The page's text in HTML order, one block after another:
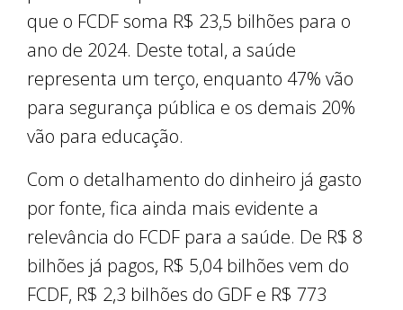
que o FCDF soma R$ 23,5 bilhões para o
ano de 2024. Deste total, a saúde
representa um terço, enquanto 47% vão
para segurança pública e os demais 20%
vão para educação.
Com o detalhamento do dinheiro já gasto
por fonte, fica ainda mais evidente a
relevância do FCDF para a saúde. De R$ 8
bilhões já pagos, R$ 5,04 bilhões vem do
FCDF, R$ 2,3 bilhões do GDF e R$ 773